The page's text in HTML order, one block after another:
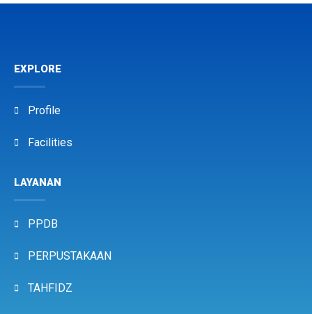
EXPLORE
Profile
Facilities
LAYANAN
PPDB
PERPUSTAKAAN
TAHFIDZ